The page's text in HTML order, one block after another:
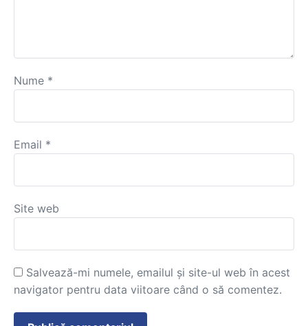
Nume *
Email *
Site web
Salvează-mi numele, emailul și site-ul web în acest
navigator pentru data viitoare când o să comentez.